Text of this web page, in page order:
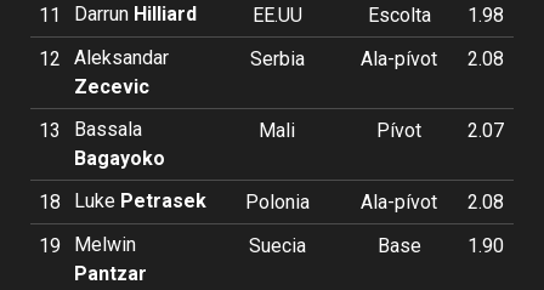
11 Darrun Hilliard EE.UU Escolta
1.98
12
Aleksandar
Zecevic
Serbia Ala-pívot 2.08
13
Bassala
Bagayoko
Mali Pívot 2.07
18 Luke Petrasek Polonia Ala-pívot
2.08
19
Melwin
Pantzar
Suecia Base 1.90